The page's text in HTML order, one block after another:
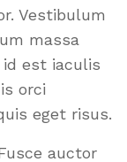
Vestibulum
massa
id est iaculis
orci
eget risus.
auctor